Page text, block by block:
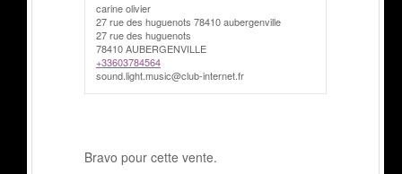
carine olivier
27 rue des huguenots 78410 aubergenville
27 rue des huguenots
78410 AUBERGENVILLE
+33603784564
sound.light.music@club-internet.fr
Bravo pour cette vente.